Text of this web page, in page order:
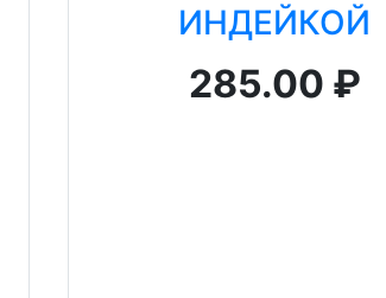
ИНДЕЙКОЙ
285.00 ₽